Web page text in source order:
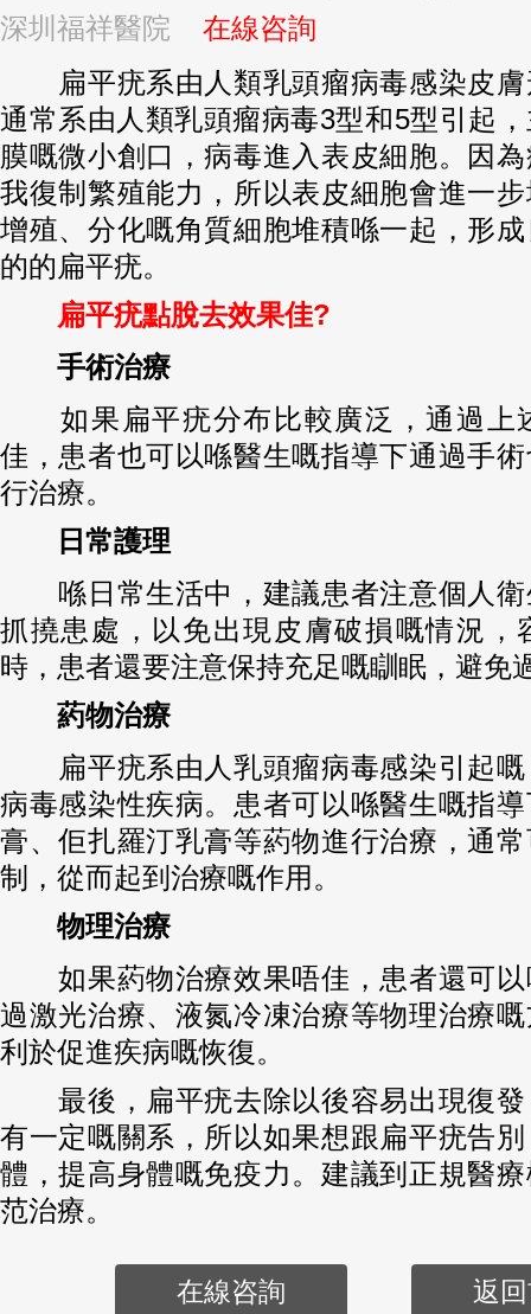
深圳福祥醫院
在線咨詢
扁平疣系由人類乳頭瘤病毒感染皮膚
通常系由人類乳頭瘤病毒3型和5型引起
膜嘅微小創口，病毒進入表皮細胞。因
我復制繁殖能力，所以表皮細胞會進一
增殖、分化嘅角質細胞堆積喺一起，形
的的扁平疣。
扁平疣點脫去效果佳?
手術治療
如果扁平疣分布比較廣泛，通過上
佳，患者也可以喺醫生嘅指導下通過手
行治療。
日常護理
喺日常生活中，建議患者注意個人衛
抓撓患處，以免出現皮膚破損嘅情況，
時，患者還要注意保持充足嘅瞓眠，避免
葯物治療
扁平疣系由人乳頭瘤病毒感染引起嘅
病毒感染性疾病。患者可以喺醫生嘅指
膏、佢扎羅汀乳膏等葯物進行治療，通
制，從而起到治療嘅作用。
物理治療
如果葯物治療效果唔佳，患者還可以
過激光治療、液氮冷凍治療等物理治療
利於促進疾病嘅恢復。
最後，扁平疣去除以後容易出現復發
有一定嘅關系，所以如果想跟扁平疣告
體，提高身體嘅免疫力。建議到正規醫
范治療。
在線咨詢 返